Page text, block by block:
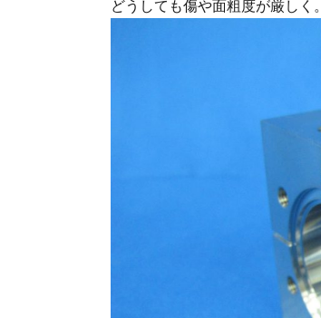
どうしても傷や面粗度が厳しく。